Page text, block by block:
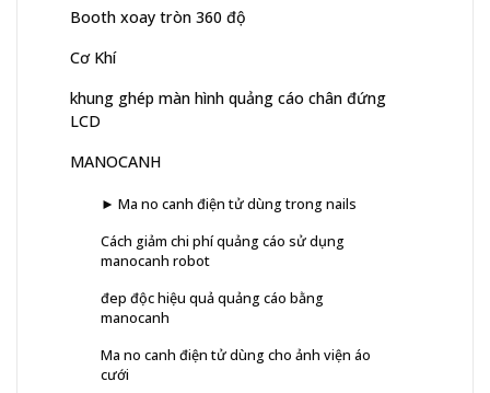
Booth xoay tròn 360 độ
Cơ Khí
khung ghép màn hình quảng cáo chân đứng
LCD
MANOCANH
► Ma no canh điện tử dùng trong nails
Cách giảm chi phí quảng cáo sử dụng
manocanh robot
đep độc hiệu quả quảng cáo bằng
manocanh
Ma no canh điện tử dùng cho ảnh viện áo
cưới